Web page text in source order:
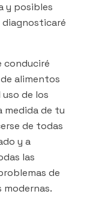
y posibles
conduciré
alimentos
de los
medida de tu
de todas
y a
las
de
modernas.